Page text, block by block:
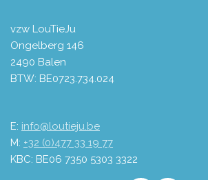
vzw LouTieJu
Ongelberg 146
2490 Balen
BTW: BE0723.734.024
E: info@loutieju.be
M: +32 (0)477 33 19 77
KBC: BE06 7350 5303 3322